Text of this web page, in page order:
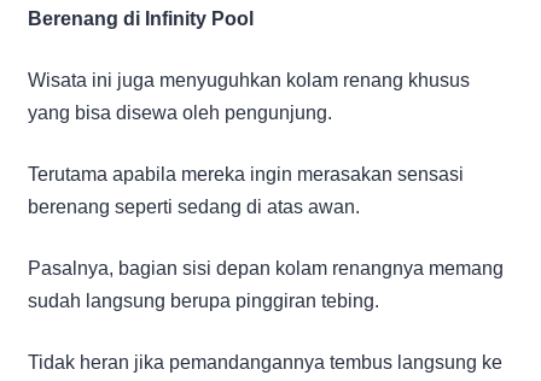
Berenang di Infinity Pool
Wisata ini juga menyuguhkan kolam renang khusus
yang bisa disewa oleh pengunjung.
Terutama apabila mereka ingin merasakan sensasi
berenang seperti sedang di atas awan.
Pasalnya, bagian sisi depan kolam renangnya memang
sudah langsung berupa pinggiran tebing.
Tidak heran jika pemandangannya tembus langsung ke